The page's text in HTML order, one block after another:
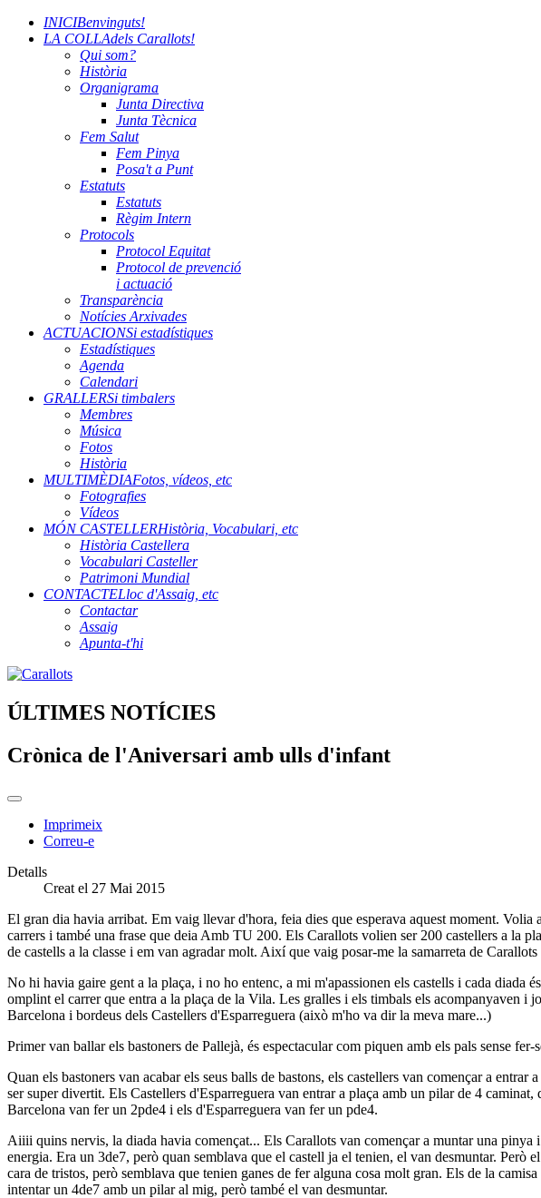
INICIBenvinguts!
LA COLLAdels Carallots!
Qui som?
Història
Organigrama
Junta Directiva
Junta Tècnica
Fem Salut
Fem Pinya
Posa't a Punt
Estatuts
Estatuts
Règim Intern
Protocols
Protocol Equitat
Protocol de prevenció
i actuació
Transparència
Notícies Arxivades
ACTUACIONSi estadístiques
Estadístiques
Agenda
Calendari
GRALLERSi timbalers
Membres
Música
Fotos
Història
MULTIMÈDIAFotos, vídeos, etc
Fotografies
Vídeos
MÓN CASTELLERHistòria, Vocabulari, etc
Història Castellera
Vocabulari Casteller
Patrimoni Mundial
CONTACTELloc d'Assaig, etc
Contactar
Assaig
Apunta-t'hi
ÚLTIMES NOTÍCIES
Crònica de l'Aniversari amb ulls d'infant
Imprimeix
Correu-e
Detalls
Creat el 27 Mai 2015
El gran dia havia arribat. Em vaig llevar d'hora, feia dies que esperava aquest moment.
carrers i també una frase que deia Amb TU 200. Els Carallots volien ser 200 castellers a la
de castells a la classe i em van agradar molt. Així que vaig posar-me la samarreta de
No hi havia gaire gent a la plaça, i no ho entenc, a mi m'apassionen els castells i cada diada
omplint el carrer que entra a la plaça de la Vila. Les gralles i els timbals els acompanyaven i
Barcelona i bordeus dels Castellers d'Esparreguera (això m'ho va dir la meva mare...)
Primer van ballar els bastoners de Pallejà, és espectacular com piquen amb els pals sense
Quan els bastoners van acabar els seus balls de bastons, els castellers van començar a
ser super divertit. Els Castellers d'Esparreguera van entrar a plaça amb un pilar de 4
Barcelona van fer un 2pde4 i els d'Esparreguera van fer un pde4.
Aiiii quins nervis, la diada havia començat... Els Carallots van començar a muntar una
energia. Era un 3de7, però quan semblava que el castell ja el tenien, el van desmuntar.
cara de tristos, però semblava que tenien ganes de fer alguna cosa molt gran. Els de la
intentar un 4de7 amb un pilar al mig, però també el van desmuntar.